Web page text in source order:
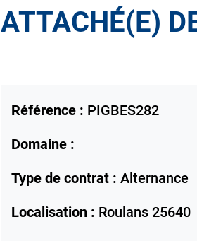
ATTACHÉ(E)
Référence : PIGBES282
Domaine :
Type de contrat : Alternance
Localisation : Roulans 25640